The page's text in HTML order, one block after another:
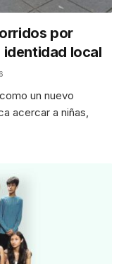
por
identidad local
un nuevo
acercar a niñas,